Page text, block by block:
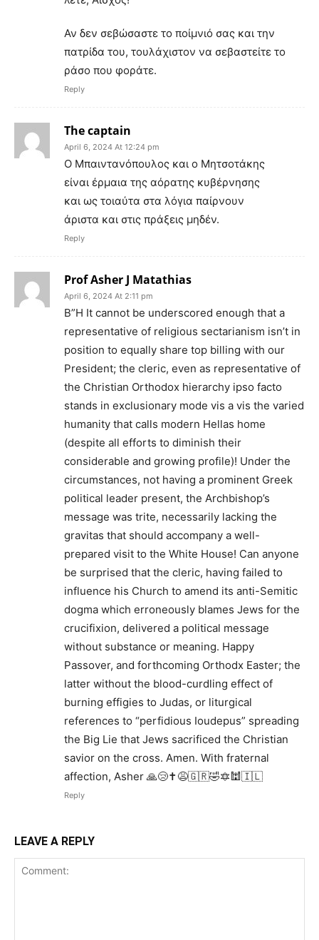
Αν δεν σεβώσαστε το ποίμνιό σας και την
πατρίδα του, τουλάχιστον να σεβαστείτε το
ράσο που φοράτε.
Reply
The captain
April 6, 2024 At 12:24 pm
Ο Μπαιντανόπουλος και ο Μητσοτάκης
είναι έρμαια της αόρατης κυβέρνησης
και ως τοιαύτα στα λόγια παίρνουν
άριστα και στις πράξεις μηδέν.
Reply
Prof Asher J Matathias
April 6, 2024 At 2:11 pm
B”H It cannot be underscored enough that a
representative of religious sectarianism isn’t in
position to equally share top billing with our
President; the cleric, even as representative of
the Christian Orthodox hierarchy ipso facto
stands in exclusionary mode vis a vis the varied
humanity that calls modern Hellas home
(despite all efforts to diminish their
considerable and growing profile)! Under the
circumstances, not having a prominent Greek
political leader present, the Archbishop’s
message was trite, necessarily lacking the
gravitas that should accompany a well-
prepared visit to the White House! Can anyone
be surprised that the cleric, having failed to
influence his Church to amend its anti-Semitic
dogma which erroneously blames Jews for the
crucifixion, delivered a political message
without substance or meaning. Happy
Passover, and forthcoming Orthodx Easter; the
latter without the blood-curdling effect of
burning effigies to Judas, or liturgical
references to “perfidious Ioudepus” spreading
the Big Lie that Jews sacrificed the Christian
savior on the cross. Amen. With fraternal
affection, Asher 🙏😢✝️😩🇬🇷🤣🔯🕍🇮🇱
Reply
LEAVE A REPLY